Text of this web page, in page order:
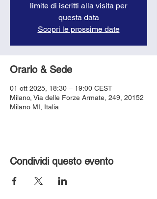
limite di iscritti alla visita per
questa data
Scopri le prossime date
Orario & Sede
01 ott 2025, 18:30 – 19:00 CEST
Milano, Via delle Forze Armate, 249, 20152
Milano MI, Italia
Condividi questo evento